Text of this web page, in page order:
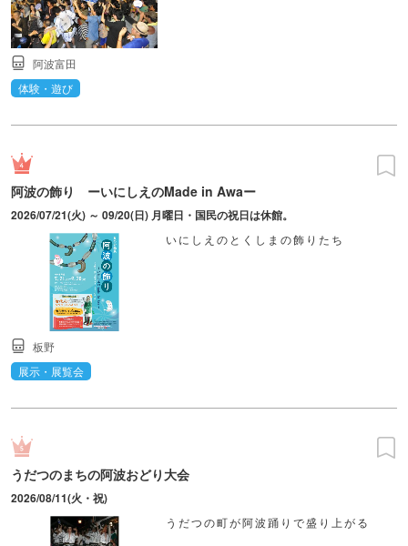
阿波富田
体験・遊び
阿波の飾り ーいにしえのMade in Awaー
2026/07/21(火) ～ 09/20(日) 月曜日・国民の祝日は休館。
いにしえのとくしまの飾りたち
板野
展示・展覧会
うだつのまちの阿波おどり大会
2026/08/11(火・祝)
うだつの町が阿波踊りで盛り上がる